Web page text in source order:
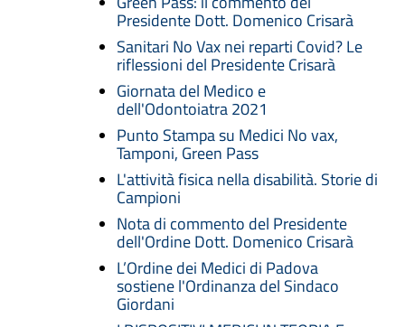
Presidente Dott. Domenico Crisarà
Sanitari No Vax nei reparti Covid? Le
riflessioni del Presidente Crisarà
Giornata del Medico e
dell'Odontoiatra 2021
Punto Stampa su Medici No vax,
Tamponi, Green Pass
L'attività fisica nella disabilità. Storie di
Campioni
Nota di commento del Presidente
dell'Ordine Dott. Domenico Crisarà
L’Ordine dei Medici di Padova
sostiene l'Ordinanza del Sindaco
Giordani